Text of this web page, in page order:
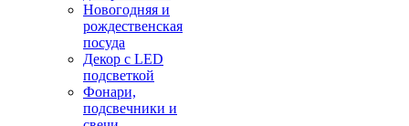
Новогодняя и
рождественская
посуда
Декор с LED
подсветкой
Фонари,
подсвечники и